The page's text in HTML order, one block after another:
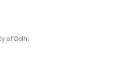
of Delhi